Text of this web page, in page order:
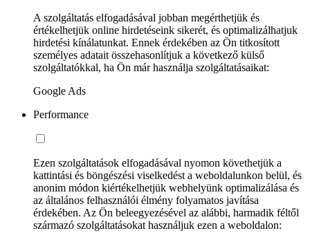
A szolgáltatás elfogadásával jobban megérthetjük és
értékelhetjük online hirdetéseink sikerét, és optimalizálhatjuk
hirdetési kínálatunkat. Ennek érdekében az Ön titkosított
személyes adatait összehasonlítjuk a következő külső
szolgáltatókkal, ha Ön már használja szolgáltatásaikat:
Google Ads
Performance
Ezen szolgáltatások elfogadásával nyomon követhetjük a
kattintási és böngészési viselkedést a weboldalunkon belül, és
anonim módon kiértékelhetjük webhelyünk optimalizálása és
az általános felhasználói élmény folyamatos javítása
érdekében. Az Ön beleegyezésével az alábbi, harmadik féltől
származó szolgáltatásokat használjuk ezen a weboldalon: